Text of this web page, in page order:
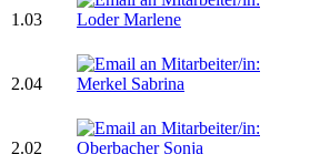
1.03
2.04
2.02